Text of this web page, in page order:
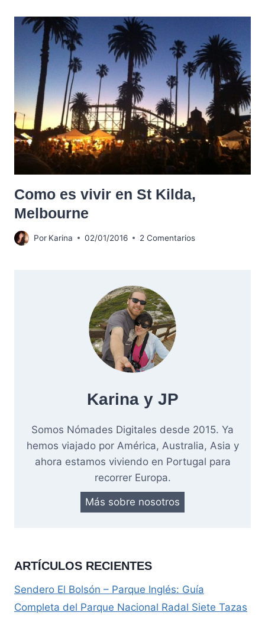
Como es vivir en St Kilda,
Melbourne
Por Karina 02/01/2016 2 Comentarios
Karina y JP
Somos Nómades Digitales desde 2015. Ya
hemos viajado por América, Australia, Asia y
ahora estamos viviendo en Portugal para
recorrer Europa.
Más sobre nosotros
ARTÍCULOS RECIENTES
Sendero El Bolsón – Parque Inglés: Guía
Completa del Parque Nacional Radal Siete Tazas